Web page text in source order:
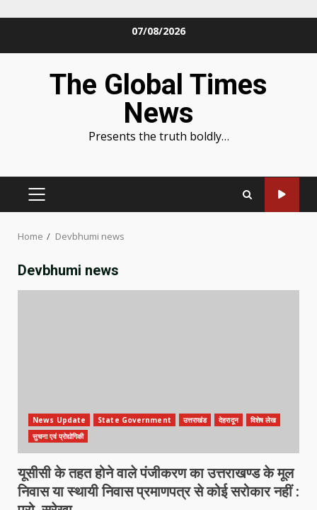
07/08/2026
The Global Times
News
Presents the truth boldly…
PRIMARY
Home Devbhumi news
Devbhumi news
News Update State Government उत्तराखंड देहरादून
विशेष लेख
सुचना एवं प्रोद्योगिकी
यूसीसी के तहत होने वाले पंजीकरण का उत्तराखण्ड के मूल
निवास या स्थायी निवास प्रमाणपत्र से कोई सरोकार नहीं :